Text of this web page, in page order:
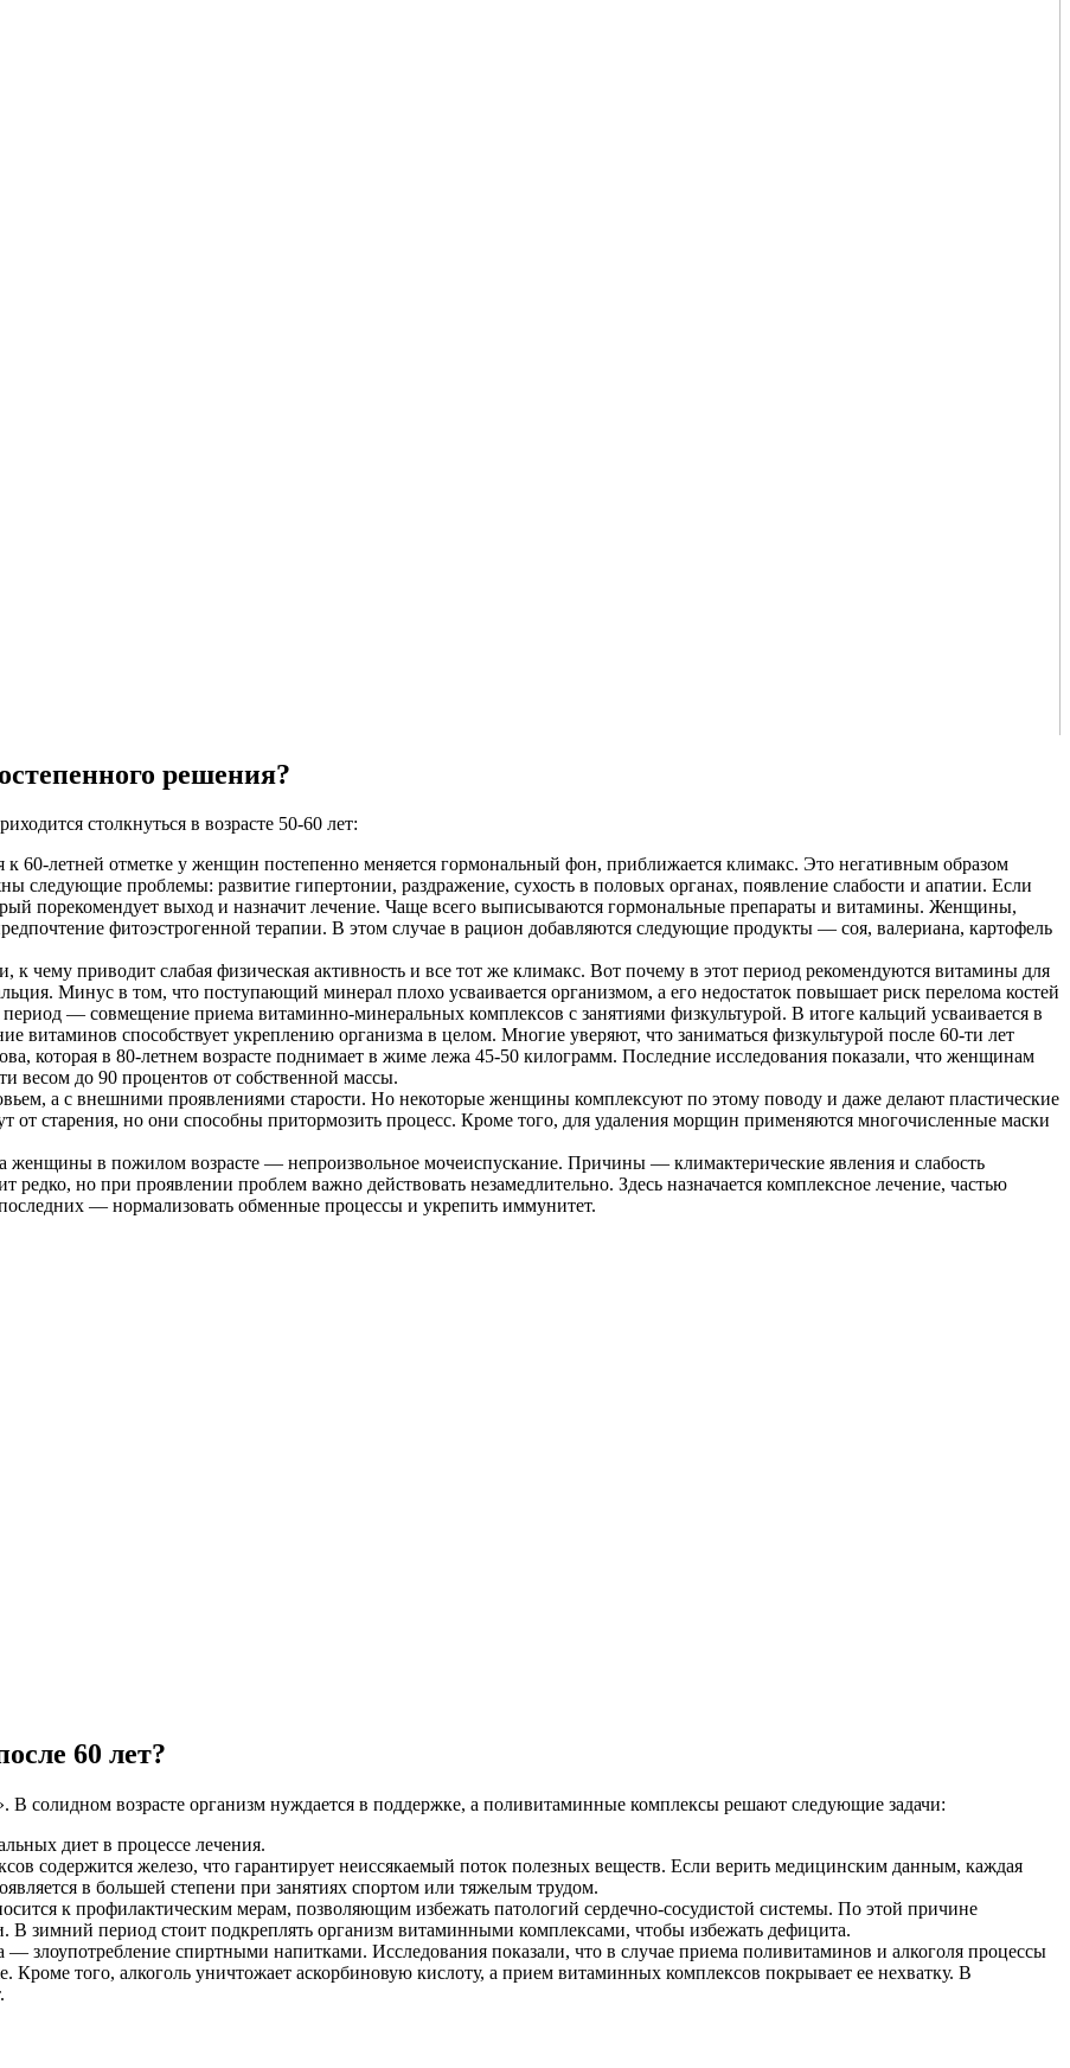
решения?
столкнуться в возрасте 50-60 лет:
60-летней отметке у женщин постепенно меняется гормональный фон, приближается климакс. Это негативным образом
следующие проблемы: развитие гипертонии, раздражение, сухость в половых органах, появление слабости и апатии. Если
порекомендует выход и назначит лечение. Чаще всего выписываются гормональные препараты и витамины. Женщины,
фитоэстрогенной терапии. В этом случае в рацион добавляются следующие продукты — соя, валериана, картофель
к чему приводит слабая физическая активность и все тот же климакс. Вот почему в этот период рекомендуются витамины для
Минус в том, что поступающий минерал плохо усваивается организмом, а его недостаток повышает риск перелома костей
— совмещение приема витаминно-минеральных комплексов с занятиями физкультурой. В итоге кальций усваивается в
витаминов способствует укреплению организма в целом. Многие уверяют, что заниматься физкультурой после 60-ти лет
которая в 80-летнем возрасте поднимает в жиме лежа 45-50 килограмм. Последние исследования показали, что женщинам
весом до 90 процентов от собственной массы.
а с внешними проявлениями старости. Но некоторые женщины комплексуют по этому поводу и даже делают пластические
старения, но они способны притормозить процесс. Кроме того, для удаления морщин применяются многочисленные маски
женщины в пожилом возрасте — непроизвольное мочеиспускание. Причины — климактерические явления и слабость
но при проявлении проблем важно действовать незамедлительно. Здесь назначается комплексное лечение, частью
— нормализовать обменные процессы и укрепить иммунитет.
60 лет?
солидном возрасте организм нуждается в поддержке, а поливитаминные комплексы решают следующие задачи:
диет в процессе лечения.
содержится железо, что гарантирует неиссякаемый поток полезных веществ. Если верить медицинским данным, каждая
в большей степени при занятиях спортом или тяжелым трудом.
к профилактическим мерам, позволяющим избежать патологий сердечно-сосудистой системы. По этой причине
зимний период стоит подкреплять организм витаминными комплексами, чтобы избежать дефицита.
— злоупотребление спиртными напитками. Исследования показали, что в случае приема поливитаминов и алкоголя процессы
Кроме того, алкоголь уничтожает аскорбиновую кислоту, а прием витаминных комплексов покрывает ее нехватку. В